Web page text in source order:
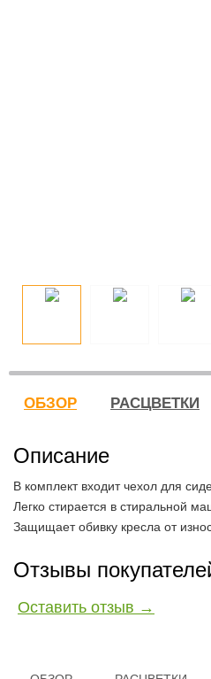
ОБЗОР РАСЦВЕТКИ
Описание
В комплект входит чехол для
Легко стирается в стиральной
Защищает обивку кресла от
Отзывы
Оставить отзыв →